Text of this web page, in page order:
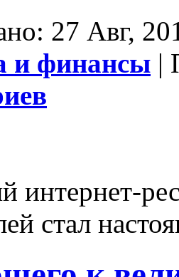
27 Авг,
и финансы |
интернет-
стал